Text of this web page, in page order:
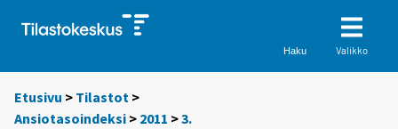
Haku Valikko
Etusivu > Tilastot >
Ansiotasoindeksi > 2011 >3.